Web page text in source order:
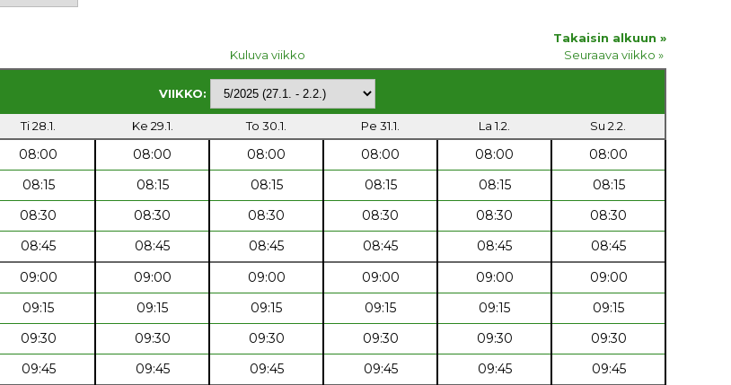
Takaisin alkuun »
Kuluva viikko Seuraava viikko »
VIIKKO:
Ti 28.1. Ke 29.1. To 30.1. Pe 31.1. La 1.2. Su 2.2.
08:00 08:00 08:00 08:00 08:00
08:00
08:15 08:15 08:15 08:15 08:15
08:15
08:30 08:30 08:30 08:30 08:30
08:30
08:45 08:45 08:45 08:45 08:45
08:45
09:00 09:00 09:00 09:00 09:00
09:00
09:15 09:15 09:15 09:15 09:15
09:15
09:30 09:30 09:30 09:30 09:30
09:30
09:45 09:45 09:45 09:45 09:45
09:45